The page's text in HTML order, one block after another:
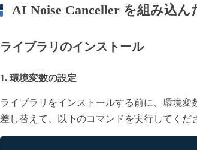
AI Noise Canceller を組み込
ライブラリのインストール
1. 環境変数の設定
ライブラリをインストールする前に、環境変
差し替えて、以下のコマンドを実行してくだ